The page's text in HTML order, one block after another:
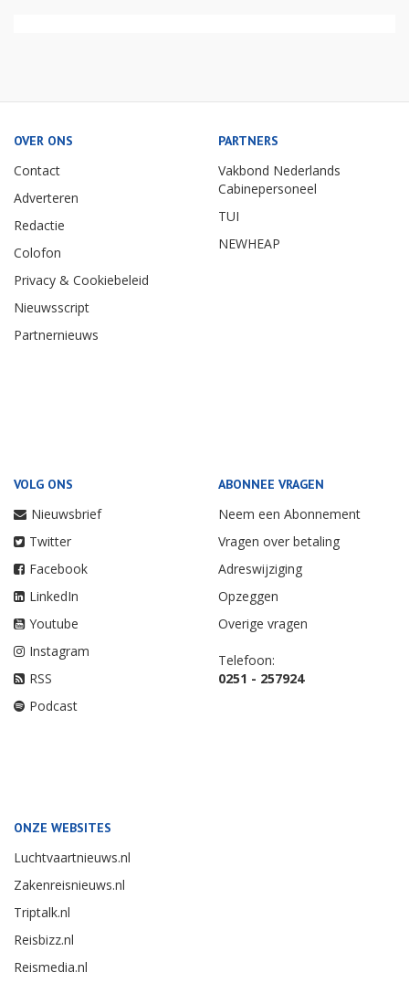
OVER ONS
Contact
Adverteren
Redactie
Colofon
Privacy & Cookiebeleid
Nieuwsscript
Partnernieuws
PARTNERS
Vakbond Nederlands
Cabinepersoneel
TUI
NEWHEAP
VOLG ONS
Nieuwsbrief
Twitter
Facebook
LinkedIn
Youtube
Instagram
RSS
Podcast
ABONNEE VRAGEN
Neem een Abonnement
Vragen over betaling
Adreswijziging
Opzeggen
Overige vragen
Telefoon:
0251 - 257924
ONZE WEBSITES
Luchtvaartnieuws.nl
Zakenreisnieuws.nl
Triptalk.nl
Reisbizz.nl
Reismedia.nl